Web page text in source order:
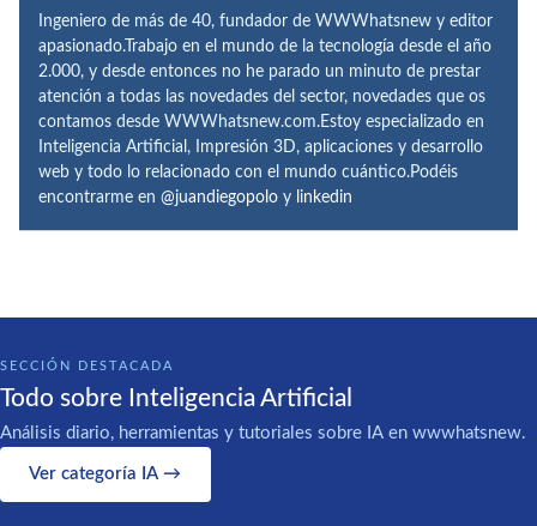
Ingeniero de más de 40, fundador de WWWhatsnew y editor
apasionado.Trabajo en el mundo de la tecnología desde el año
2.000, y desde entonces no he parado un minuto de prestar
atención a todas las novedades del sector, novedades que os
contamos desde WWWhatsnew.com.Estoy especializado en
Inteligencia Artificial, Impresión 3D, aplicaciones y desarrollo
web y todo lo relacionado con el mundo cuántico.Podéis
encontrarme en @juandiegopolo y linkedin
SECCIÓN DESTACADA
Todo sobre Inteligencia Artificial
Análisis diario, herramientas y tutoriales sobre IA en wwwhatsnew.
Ver categoría IA →